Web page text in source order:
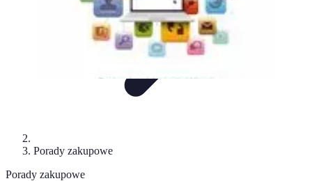
Porady zakupowe
Porady zakupowe